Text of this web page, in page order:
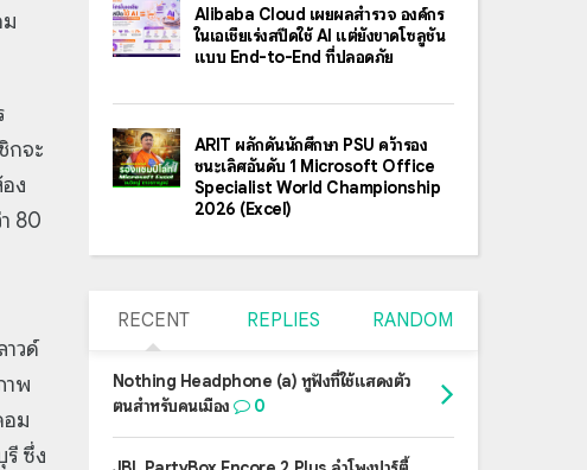
กจะ
ง
80
าวด์
าพ
อม
ซึ่ง
Alibaba Cloud เผยผลสำรวจ องค์กร
ในเอเชียเร่งสปีดใช้ AI แต่ยังขาดโซลูชัน
แบบ End-to-End ที่ปลอดภัย
ARIT ผลักดันนักศึกษา PSU คว้ารอง
ชนะเลิศอันดับ 1 Microsoft Office
Specialist World Championship
2026 (Excel)
RECENT REPLIES RANDOM
Nothing Headphone (a) หูฟังที่ใช้แสดงตัว
ตนสำหรับคนเมือง
0